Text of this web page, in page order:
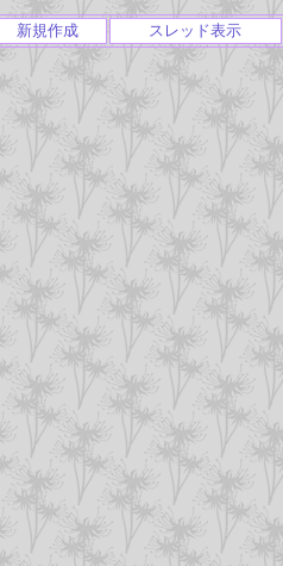
新規作成 スレッド表示